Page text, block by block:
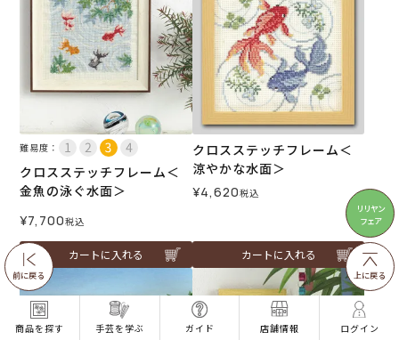
商品を探す 手芸を学ぶ ガイド 店舗情報 ログイン
前に戻る
リリヤン
フェア
上に戻る
難易度：
クロスステッチフレーム＜
金魚の泳ぐ水面＞
¥7,700税込
カートに入れる
クロスステッチフレーム＜
涼やかな水面＞
¥4,620税込
カートに入れる